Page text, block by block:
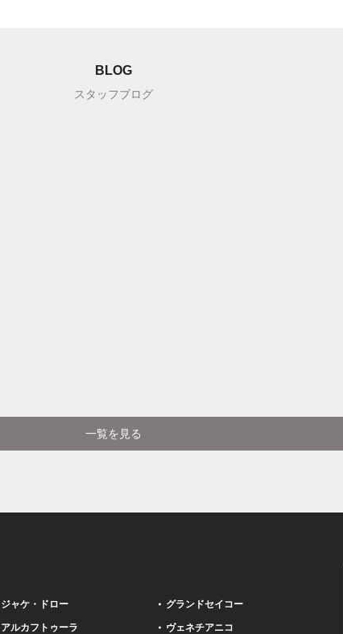
BLOG
スタッフブログ
一覧を見る
ジャケ・ドロー
アルカフトゥーラ
グランドセイコー
ヴェネチアニコ